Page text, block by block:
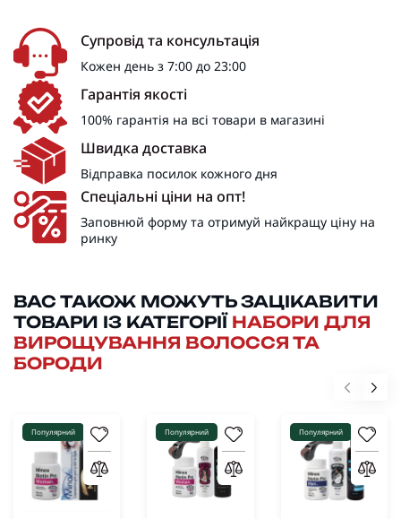
Супровід та консультація
Кожен день з 7:00 до 23:00
Гарантія якості
100% гарантія на всі товари в магазині
Швидка доставка
Відправка посилок кожного дня
Спеціальні ціни на опт!
Заповнюй форму та отримуй найкращу ціну на
ринку
ВАС ТАКОЖ МОЖУТЬ ЗАЦІКАВИТИ
ТОВАРИ ІЗ КАТЕГОРІЇ НАБОРИ ДЛЯ
ВИРОЩУВАННЯ ВОЛОССЯ ТА
БОРОДИ
Популярний Популярний Популярний